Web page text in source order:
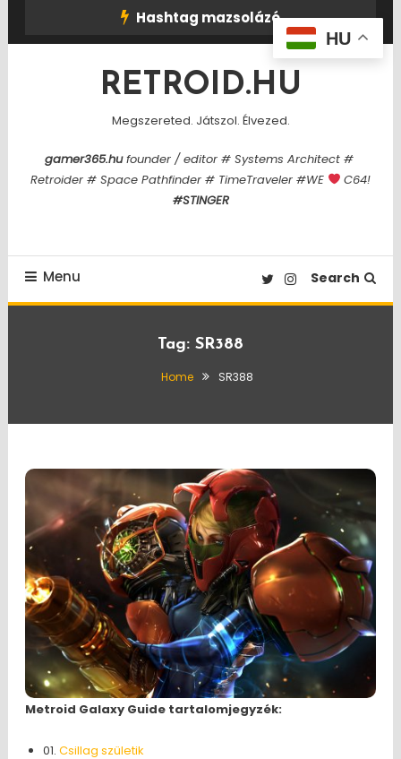
Hashtag mazsolázó
RETROID.HU
Megszereted. Játszol. Élvezed.
gamer365.hufounder / editor # Systems Architect #
Retroider # Space Pathfinder # TimeTraveler #WE
C64!
#STINGER
Menu Search
Tag: SR388
Home SR388
Metroid Galaxy Guide tartalomjegyzék:
01. Csillag születik
HU